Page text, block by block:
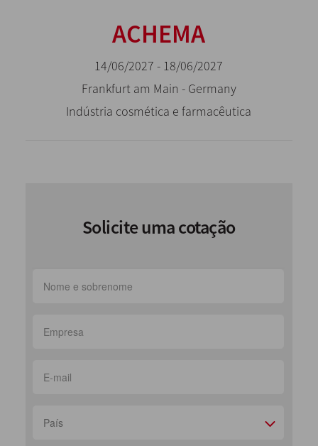
ACHEMA
14/06/2027 - 18/06/2027
Frankfurt am Main - Germany
Indústria cosmética e farmacêutica
Solicite uma cotação
País